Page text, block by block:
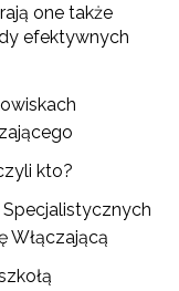
one także
efektywnych
kto?
Włączającą